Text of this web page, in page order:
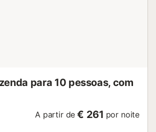
para 10 pessoas, com
A partir de € 261 por noite